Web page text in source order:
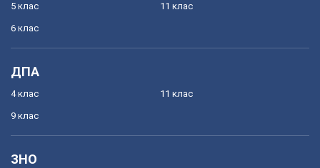
5 клас
6 клас
11 клас
ДПА
4 клас
9 клас
11 клас
ЗНО